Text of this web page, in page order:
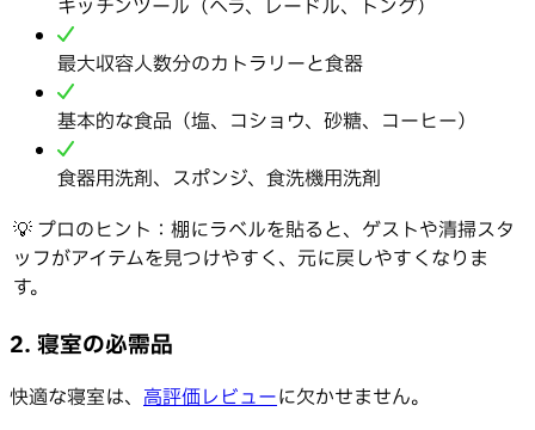
キッチンツール（ヘラ、レードル、トング）
最大収容人数分のカトラリーと食器
基本的な食品（塩、コショウ、砂糖、コーヒー）
食器用洗剤、スポンジ、食洗機用洗剤
💡 プロのヒント：棚にラベルを貼ると、ゲストや清掃スタ
ッフがアイテムを見つけやすく、元に戻しやすくなりま
す。
2. 寝室の必需品
快適な寝室は、 高評価レビューに欠かせません。